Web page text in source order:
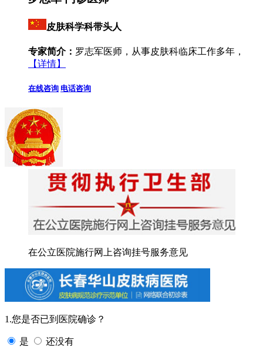
皮肤科学科带头人
专家简介： 罗志军医师，从事皮肤科临床工作多年，
【详情】
在线咨询 电话咨询
在公立医院施行网上咨询挂号服务意见
1.您是否已到医院确诊？
是 还没有